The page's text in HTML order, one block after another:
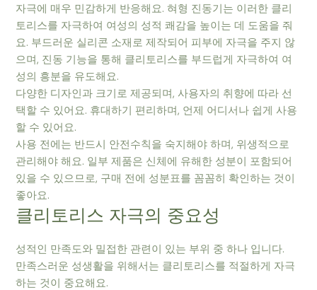
자극에 매우 민감하게 반응해요. 혀형 진동기는 이러한 클리
토리스를 자극하여 여성의 성적 쾌감을 높이는 데 도움을 줘
요. 부드러운 실리콘 소재로 제작되어 피부에 자극을 주지 않
으며, 진동 기능을 통해 클리토리스를 부드럽게 자극하여 여
성의 흥분을 유도해요.
다양한 디자인과 크기로 제공되며, 사용자의 취향에 따라 선
택할 수 있어요. 휴대하기 편리하며, 언제 어디서나 쉽게 사용
할 수 있어요.
사용 전에는 반드시 안전수칙을 숙지해야 하며, 위생적으로
관리해야 해요. 일부 제품은 신체에 유해한 성분이 포함되어
있을 수 있으므로, 구매 전에 성분표를 꼼꼼히 확인하는 것이
좋아요.
클리토리스 자극의 중요성
성적인 만족도와 밀접한 관련이 있는 부위 중 하나 입니다.
만족스러운 성생활을 위해서는 클리토리스를 적절하게 자극
하는 것이 중요해요.